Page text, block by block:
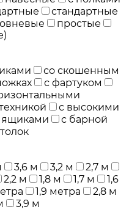
стандартные
простые
со скошенным
с фартуком
с высокими
с барной
3,6 м 3,2 м
2,7 м
2,2 м 1,8 м 1,7 м
1,6
1,9 метра
2,8 м
3,9 м